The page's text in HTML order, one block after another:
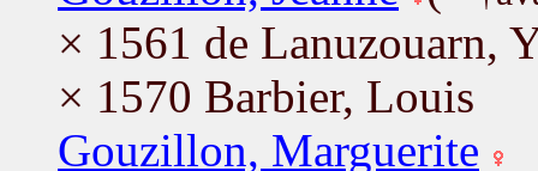
× 1561 de Lanuzouarn,
× 1570 Barbier, Louis
Gouzillon, Marguerite